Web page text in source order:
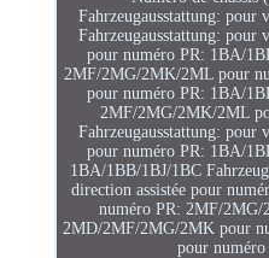
Fahrzeugausstattung: pour
Fahrzeugausstattung: pour
pour numéro PR: 1BA/
2MF/2MG/2MK/2ML pour
pour numéro PR: 1BA/
2MF/2MG/2MK/2ML
Fahrzeugausstattung: pour
pour numéro PR: 1BA/
1BA/1BB/1BJ/1BC
direction assistée pour
numéro PR: 2MF/
2MD/2MF/2MG/2MK pour
pour